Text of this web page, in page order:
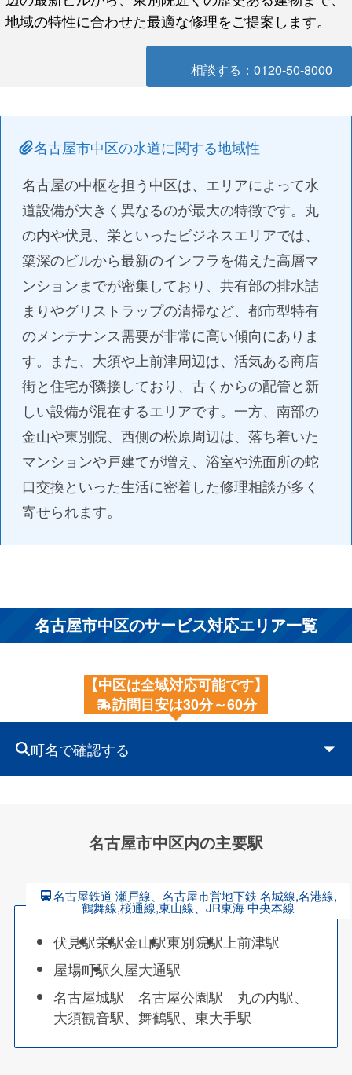
地域の特性に合わせた最適な修理をご提案します。
相談する：0120-50-8000
名古屋市中区の水道に関する地域性
名古屋の中枢を担う中区は、エリアによって水
道設備が大きく異なるのが最大の特徴です。丸
の内や伏見、栄といったビジネスエリアでは、
築深のビルから最新のインフラを備えた高層マ
ンションまでが密集しており、共有部の排水詰
まりやグリストラップの清掃など、都市型特有
のメンテナンス需要が非常に高い傾向にありま
す。また、大須や上前津周辺は、活気ある商店
街と住宅が隣接しており、古くからの配管と新
しい設備が混在するエリアです。一方、南部の
金山や東別院、西側の松原周辺は、落ち着いた
マンションや戸建てが増え、浴室や洗面所の蛇
口交換といった生活に密着した修理相談が多く
寄せられます。
名古屋市中区のサービス対応エリア一覧
【中区は全域対応可能です】
訪問目安は30分～60分
町名で確認する
名古屋市中区内の主要駅
名古屋鉄道 瀬戸線、名古屋市営地下鉄 名城線,名港線,
鶴舞線,桜通線,東山線、JR東海 中央本線
伏見駅栄駅金山駅東別院駅 上前津駅
屋場町駅久屋大通駅
名古屋城駅 名古屋公園駅 丸の内駅、
大須観音駅、舞鶴駅、東大手駅